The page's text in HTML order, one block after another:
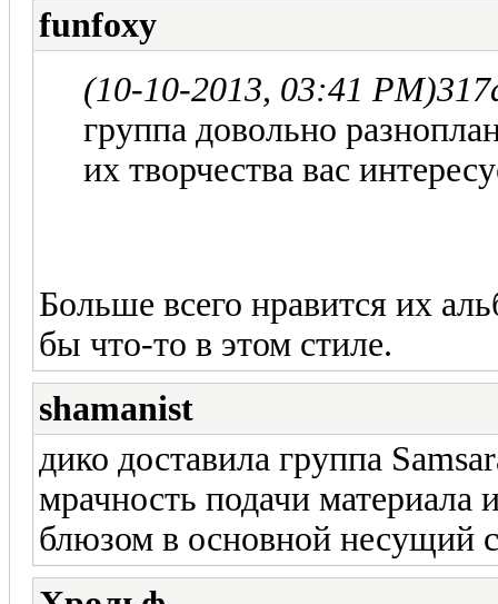
funfoxy
(10-10-2013, 03:41 PM)
группа довольно
их творчества вас
Больше всего нравится их
бы что-то в этом стиле.
shamanist
дико доставила группа
мрачность подачи материала
блюзом в основной несущий